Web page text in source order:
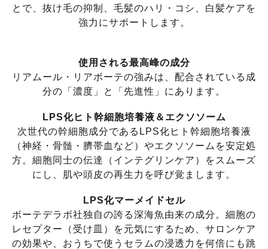
とで、抜け毛の抑制、毛髪のハリ・コシ、白髪ケアを
強力にサポートします。
使用される最高峰の成分
​リアムール・リアボーテの強みは、配合されている成
分の「濃度」と「先進性」にあります。
LPS化ヒト幹細胞培養液＆エクソソーム
次世代の幹細胞成分であるLPS化ヒト幹細胞培養液
（神経・骨髄・臍帯血など）やエクソソームを安定処
方。細胞同士の伝達（インテグリンケア）をスムーズ
にし、肌や頭皮の再生力を呼び覚まします。
LPS化マーメイドセル
ボーテデラボ社独自の誇る深海魚由来の成分。細胞の
レセプター（受け皿）を元気にするため、サロンケア
の効果や、おうちで使うセラムの浸透力を何倍にも跳